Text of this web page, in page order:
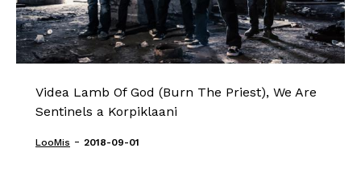
Videa Lamb Of God (Burn The Priest), We Are
Sentinels a Korpiklaani
LooMis - 2018-09-01